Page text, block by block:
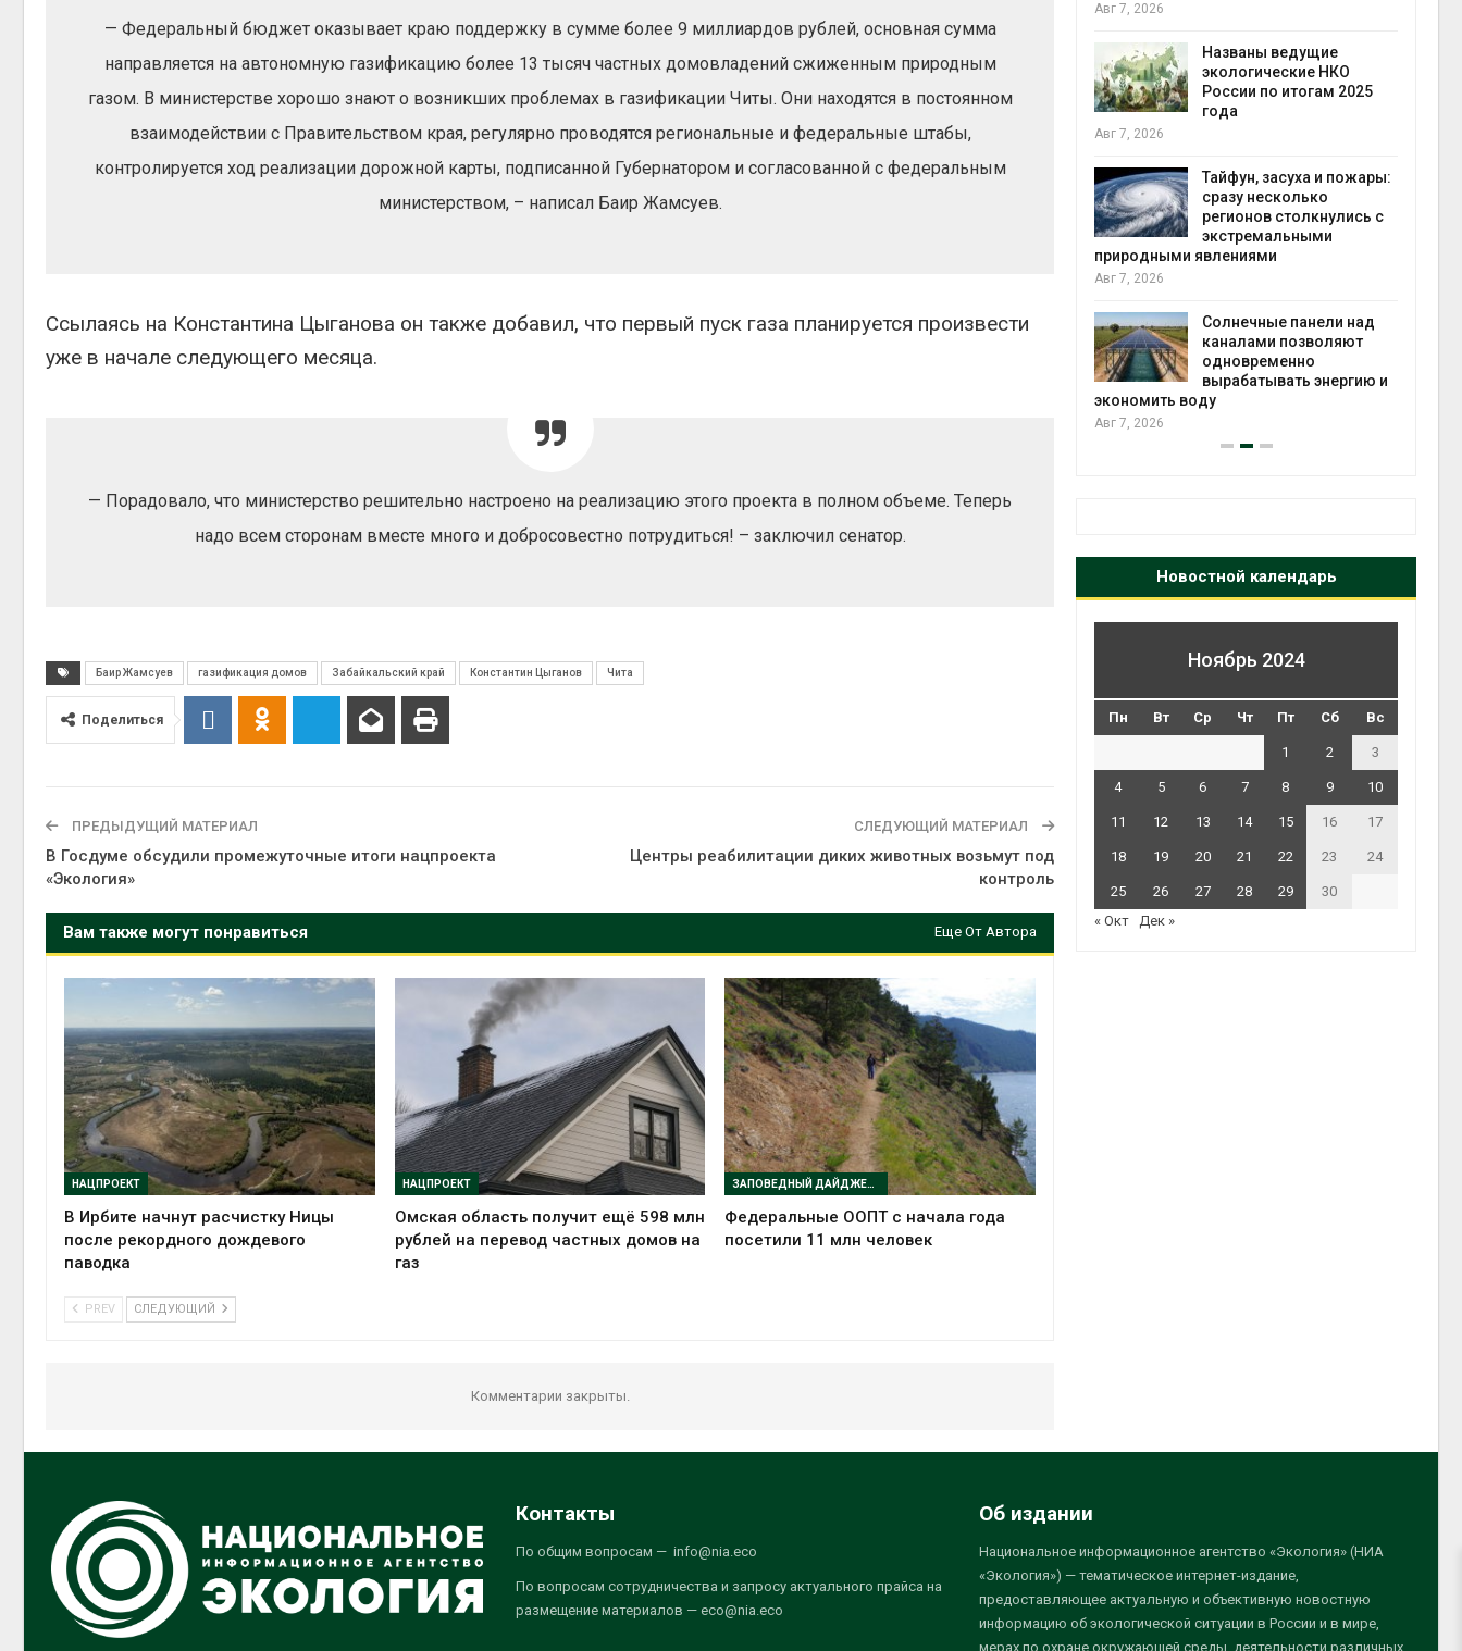
— Федеральный бюджет оказывает краю поддержку в сумме более 9 миллиардов рублей, основная сумма
направляется на автономную газификацию более 13 тысяч частных домовладений сжиженным природным
газом. В министерстве хорошо знают о возникших проблемах в газификации Читы. Они находятся в постоянном
взаимодействии с Правительством края, регулярно проводятся региональные и федеральные штабы,
контролируется ход реализации дорожной карты, подписанной Губернатором и согласованной с федеральным
министерством, – написал Баир Жамсуев.
Ссылаясь на Константина Цыганова он также добавил, что первый пуск газа планируется произвести
уже в начале следующего месяца.
— Порадовало, что министерство решительно настроено на реализацию этого проекта в полном объеме. Теперь
надо всем сторонам вместе много и добросовестно потрудиться! – заключил сенатор.
Баир Жамсуев газификация домов Забайкальский край Константин Цыганов Чита
Поделиться
ПРЕДЫДУЩИЙ МАТЕРИАЛ
В Госдуме обсудили промежуточные итоги нацпроекта
«Экология»
СЛЕДУЮЩИЙ МАТЕРИАЛ
Центры реабилитации диких животных возьмут под
контроль
Вам также могут понравиться Еще От Автора
НАЦПРОЕКТ
В Ирбите начнут расчистку Ницы
после рекордного дождевого
паводка
НАЦПРОЕКТ
Омская область получит ещё 598 млн
рублей на перевод частных домов на
газ
ЗАПОВЕДНЫЙ ДАЙДЖЕСТ
Федеральные ООПТ с начала года
посетили 11 млн человек
PREV СЛЕДУЮЩИЙ
Комментарии закрыты.
Шэньси из-за паводков
тыс. человек
Авг 6, 2026
МЕГА и ВкусВилл
установили
экообменники для сбора
вторсырья
ветра
Дом из старых шин
кондиционера и почти
без отопления
Камчатские северные
олени набирают вес
Авг 7, 2026
Авг 7, 2026
Названы ведущие
экологические НКО
России по итогам 2025
года
Авг 7, 2026
Тайфун, засуха и пожары:
сразу несколько
регионов столкнулись с
экстремальными
природными явлениями
Авг 7, 2026
Солнечные панели над
каналами позволяют
одновременно
вырабатывать энергию и
экономить воду
Авг 7, 2026
Новостной календарь
Ноябрь 2024
Пн Вт Ср Чт Пт Сб Вс
1 2 3
4 5 6 7 8 9 10
11 12 13 14 15 16 17
18 19 20 21 22 23 24
25 26 27 28 29
30
« Окт
Дек »
Контакты
По общим вопросам — info@nia.eco
По вопросам сотрудничества и запросу актуального прайса на
размещение материалов — eco@nia.eco
Об издании
Национальное информационное агентство «Экология» (НИА
«Экология») — тематическое интернет-издание,
предоставляющее актуальную и объективную новостную
информацию об экологической ситуации в России и в мире,
мерах по охране окружающей среды, деятельности различных